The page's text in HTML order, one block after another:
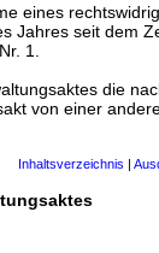
eines
Jahres seit dem
1.
die
von einer
Inhaltsverzeichnis |